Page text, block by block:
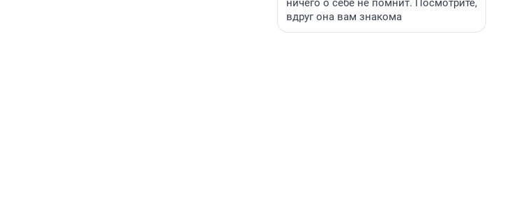
ничего о себе не помнит. Посмотрите,
вдруг она вам знакома